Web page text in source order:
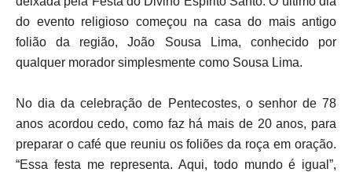
do evento religioso começou na casa do mais antigo
folião da região, João Sousa Lima, conhecido por
qualquer morador simplesmente como Sousa Lima.
No dia da celebração de Pentecostes, o senhor de 78
anos acordou cedo, como faz há mais de 20 anos, para
preparar o café que reuniu os foliões da roça em oração.
“Essa festa me representa. Aqui, todo mundo é igual”,